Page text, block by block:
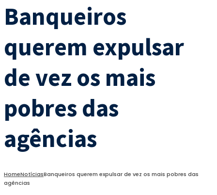
Banqueiros
querem expulsar
de vez os mais
pobres das
agências
HomeNotíciasBanqueiros querem expulsar de vez os mais pobres das
agências